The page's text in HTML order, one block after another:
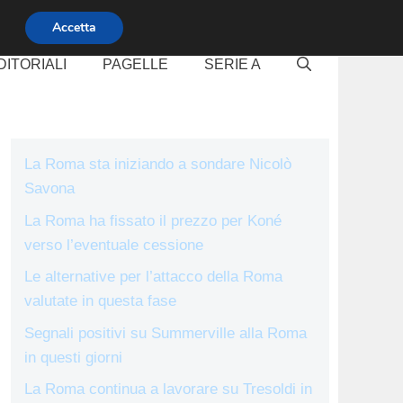
PAGELLE SERIE A
La Roma sta iniziando a sondare Nicolò
Savona
La Roma ha fissato il prezzo per Koné
verso l’eventuale cessione
Le alternative per l’attacco della Roma
valutate in questa fase
Segnali positivi su Summerville alla Roma
in questi giorni
La Roma continua a lavorare su Tresoldi in
Accetta